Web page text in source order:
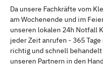
Schweinfurt
Freising
Da unsere Fachkräfte vom
am Wochenende und im
unseren lokalen 24h Notfall
jeder Zeit anrufen - 365
richtig und schnell
unseren Partnern in den